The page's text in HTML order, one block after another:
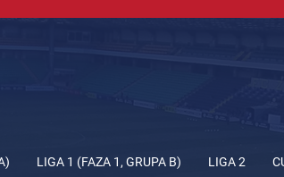
LIGA 1 (FAZA 1, GRUPA B) LIGA 2